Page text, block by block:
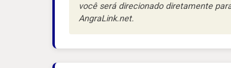
você será direcionado diretamente
AngraLink.net.